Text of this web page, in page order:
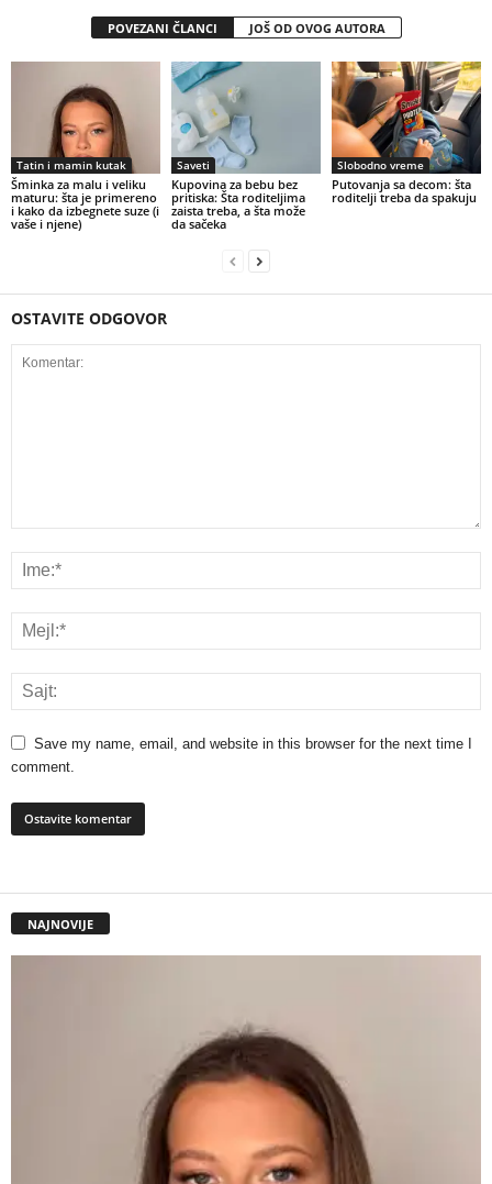
POVEZANI ČLANCI JOŠ OD OVOG AUTORA
Tatin i mamin kutak
Šminka za malu i veliku
maturu: šta je primereno
i kako da izbegnete suze (i
vaše i njene)
Saveti
Kupovina za bebu bez
pritiska: Šta roditeljima
zaista treba, a šta može
da sačeka
Slobodno vreme
Putovanja sa decom: šta
roditelji treba da spakuju
OSTAVITE ODGOVOR
Save my name, email, and website in this browser for the next time I
comment.
NAJNOVIJE